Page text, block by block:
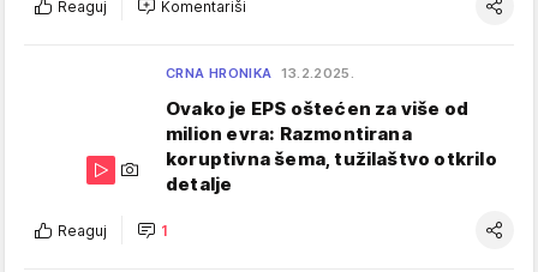
Reaguj Komentariši
CRNA HRONIKA 13.2.2025.
Ovako je EPS oštećen za više od
milion evra: Razmontirana
koruptivna šema, tužilaštvo otkrilo
detalje
Reaguj 1